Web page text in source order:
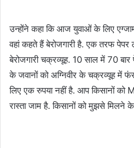
उन्होंने कहा कि आज युवाओं के लिए
वहां कहते हैं बेरोजगारी है. एक तरफ
बेरोजगारी चक्रव्यूह. 10 साल में 70
के जवानों को अग्निवीर के चक्रव्यूह में
लिए एक रुपया नहीं है. आप किसानों को
रास्ता जाम है. किसानों को मुझसे मिलने